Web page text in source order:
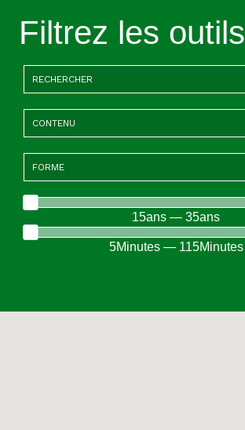
Filtrez les outils
15ans — 35ans
5Minutes — 115Minutes